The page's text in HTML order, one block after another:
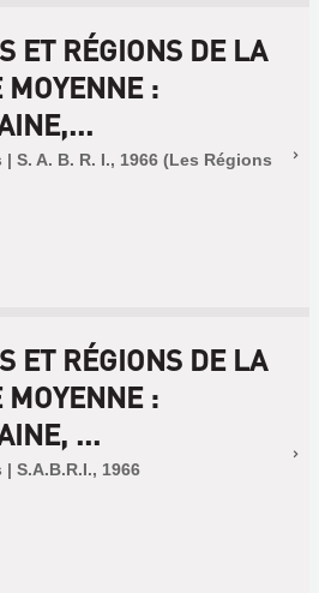
ET RÉGIONS DE LA
MOYENNE :
S. A. B. R. I., 1966 (Les Régions
ET RÉGIONS DE LA
MOYENNE :
...
S.A.B.R.I., 1966